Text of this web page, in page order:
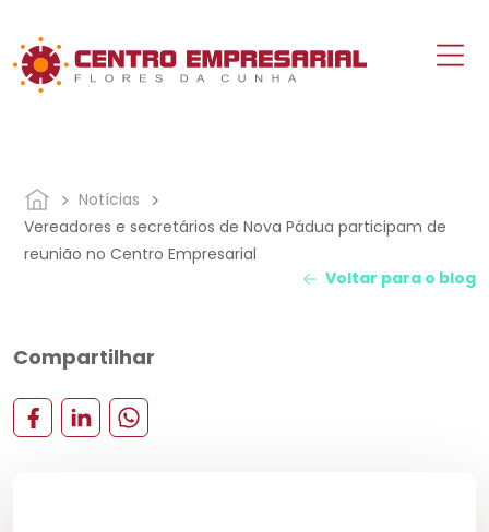
Notícias
Vereadores e secretários de Nova Pádua participam de
reunião no Centro Empresarial
Voltar para o blog
Compartilhar